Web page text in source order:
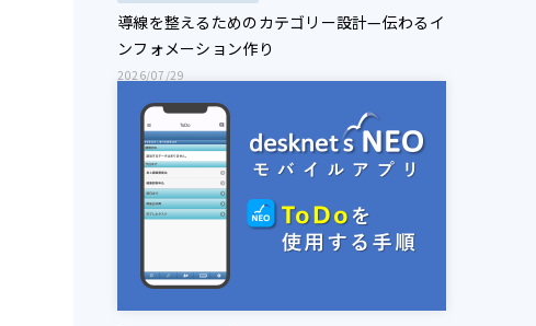
導線を整えるためのカテゴリー設計—伝わるイ
ンフォメーション作り
2026/07/29